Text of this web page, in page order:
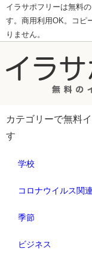
イラサポフリーは無料
す。商用利用OK。コピ
りません。
カテゴリーで無料
す
学校
コロナウイルス関連
季節
ビジネス